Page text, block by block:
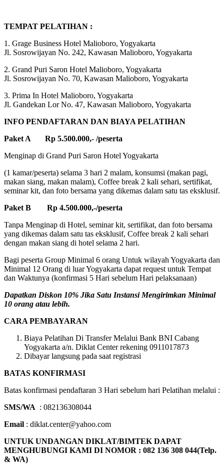
TEMPAT PELATIHAN :
1. Grage Business Hotel Malioboro, Yogyakarta
Jl. Sosrowijayan No. 242, Kawasan Malioboro, Yogyakarta
2. Grand Puri Saron Hotel Malioboro, Yogyakarta
Jl. Sosrowijayan No. 70, Kawasan Malioboro, Yogyakarta
3. Prima In Hotel Malioboro, Yogyakarta
Jl. Gandekan Lor No. 47, Kawasan Malioboro, Yogyakarta
INFO PENDAFTARAN DAN BIAYA PELATIHAN
Paket A Rp 5.500.000,- /peserta
Menginap di Grand Puri Saron Hotel Yogyakarta
(1 kamar/peserta) selama 3 hari 2 malam, konsumsi (makan pagi,
makan siang, makan malam), Coffee break 2 kali sehari, sertifikat,
seminar kit, dan foto bersama yang dikemas dalam satu tas eksklusif.
Paket B Rp 4.500.000,-/peserta
Tanpa Menginap di Hotel, seminar kit, sertifikat, dan foto bersama
yang dikemas dalam satu tas eksklusif, Coffee break 2 kali sehari
dengan makan siang di hotel selama 2 hari.
Bagi peserta Group Minimal 6 orang Untuk wilayah Yogyakarta dan
Minimal 12 Orang di luar Yogyakarta dapat request untuk Tempat
dan Waktunya (konfirmasi 5 Hari sebelum Hari pelaksanaan)
Dapatkan Diskon 10% Jika Satu Instansi Mengirimkan Minimal
10 orang atau lebih.
CARA PEMBAYARAN
Biaya Pelatihan Di Transfer Melalui Bank BNI Cabang
Yogyakarta a/n. Diklat Center rekening 0911017873
Dibayar langsung pada saat registrasi
BATAS KONFIRMASI
Batas konfirmasi pendaftaran 3 Hari sebelum hari Pelatihan melalui :
SMS/WA : 082136308044
Email : diklat.center@yahoo.com
UNTUK UNDANGAN DIKLAT/BIMTEK DAPAT
MENGHUBUNGI KAMI DI NOMOR : 082 136 308 044(Telp.
& WA)